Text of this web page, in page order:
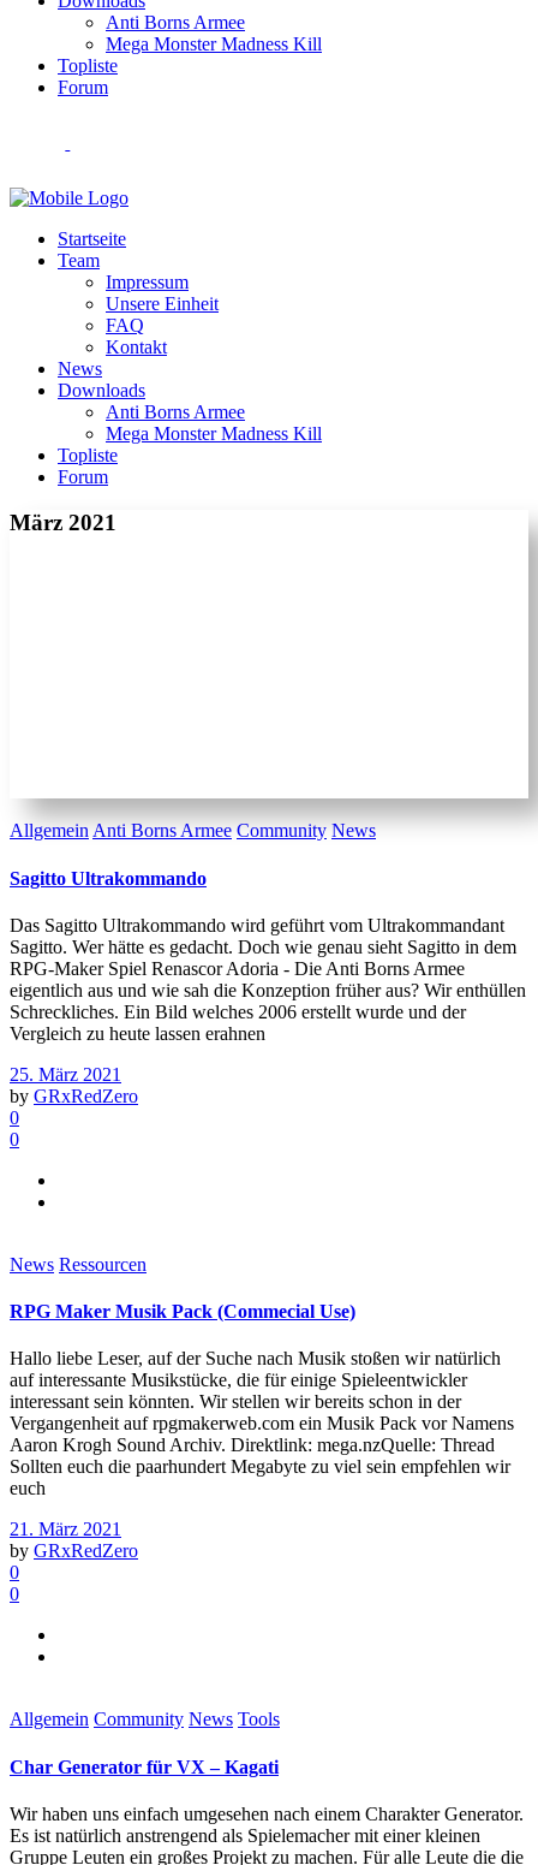
Anti Borns Armee
Mega Monster Madness Kill
Topliste
Forum
Startseite
Team
Impressum
Unsere Einheit
FAQ
Kontakt
News
Downloads
Anti Borns Armee
Mega Monster Madness Kill
Topliste
Forum
März 2021
AllgemeinAnti Borns Armee Community News
Sagitto Ultrakommando
Das Sagitto Ultrakommando wird geführt vom Ultrakommandant
Sagitto. Wer hätte es gedacht. Doch wie genau sieht Sagitto in dem
RPG-Maker Spiel Renascor Adoria - Die Anti Borns Armee
eigentlich aus und wie sah die Konzeption früher aus? Wir enthüllen
Schreckliches. Ein Bild welches 2006 erstellt wurde und der
Vergleich zu heute lassen erahnen
25. März 2021
by GRxRedZero
0
0
News Ressourcen
RPG Maker Musik Pack (Commecial Use)
Hallo liebe Leser, auf der Suche nach Musik stoßen wir natürlich
auf interessante Musikstücke, die für einige Spieleentwickler
interessant sein könnten. Wir stellen wir bereits schon in der
Vergangenheit auf rpgmakerweb.com ein Musik Pack vor Namens
Aaron Krogh Sound Archiv. Direktlink: mega.nzQuelle: Thread
Sollten euch die paarhundert Megabyte zu viel sein empfehlen wir
euch
21. März 2021
by GRxRedZero
0
0
Allgemein Community News Tools
Char Generator für VX – Kagati
Wir haben uns einfach umgesehen nach einem Charakter Generator.
Es ist natürlich anstrengend als Spielemacher mit einer kleinen
Gruppe Leuten ein großes Projekt zu machen. Für alle Leute die die